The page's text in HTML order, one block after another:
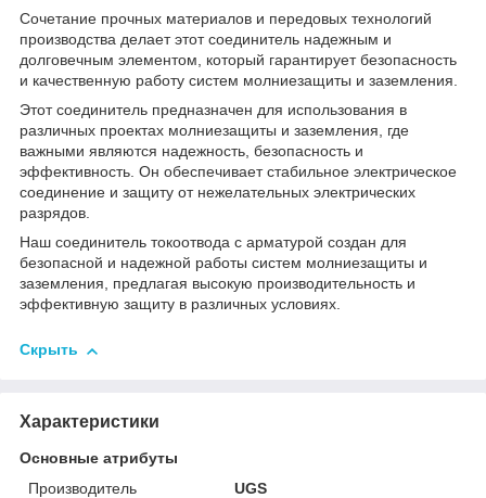
Сочетание прочных материалов и передовых технологий
производства делает этот соединитель надежным и
долговечным элементом, который гарантирует безопасность
и качественную работу систем молниезащиты и заземления.
Этот соединитель предназначен для использования в
различных проектах молниезащиты и заземления, где
важными являются надежность, безопасность и
эффективность. Он обеспечивает стабильное электрическое
соединение и защиту от нежелательных электрических
разрядов.
Наш соединитель токоотвода с арматурой создан для
безопасной и надежной работы систем молниезащиты и
заземления, предлагая высокую производительность и
эффективную защиту в различных условиях.
Скрыть
Характеристики
Основные атрибуты
Производитель
UGS